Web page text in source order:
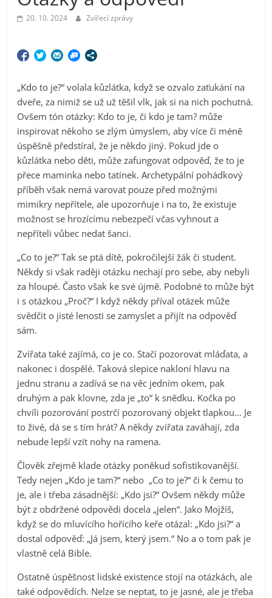
20. 10. 2024 Zvířecí zprávy
„Kdo to je?“ volala kůzlátka, když se ozvalo zaťukání na
dveře, za nimiž se už už těšil vlk, jak si na nich pochutná.
Ovšem tón otázky: Kdo to je, či kdo je tam? může
inspirovat někoho se zlým úmyslem, aby více či méně
úspěšně předstíral, že je někdo jiný. Pokud jde o
kůzlátka nebo děti, může zafungovat odpověď, že to je
přece maminka nebo tatínek. Archetypální pohádkový
příběh však nemá varovat pouze před možnými
mimikry nepřítele, ale upozorňuje i na to, že existuje
možnost se hrozícímu nebezpečí včas vyhnout a
nepříteli vůbec nedat šanci.
„Co to je?“ Tak se ptá dítě, pokročilejší žák či student.
Někdy si však raději otázku nechají pro sebe, aby nebyli
za hloupé. Často však ke své újmě. Podobné to může být
i s otázkou „Proč?“ I když někdy příval otázek může
svědčit o jisté lenosti se zamyslet a přijít na odpověď
sám.
Zvířata také zajímá, co je co. Stačí pozorovat mláďata, a
nakonec i dospělé. Taková slepice nakloní hlavu na
jednu stranu a zadívá se na věc jedním okem, pak
druhým a pak klovne, zda je „to“ k snědku. Kočka po
chvíli pozorování postrčí pozorovaný objekt tlapkou… Je
to živé, dá se s tím hrát? A někdy zvířata zaváhají, zda
nebude lepší vzít nohy na ramena.
Člověk zřejmě klade otázky poněkud sofistikovanější.
Tedy nejen „Kdo je tam?“ nebo „Co to je?“ či k čemu to
je, ale i třeba zásadnější: „Kdo jsi?“ Ovšem někdy může
být z obdržené odpovědi docela „jelen“. Jako Mojžíš,
když se do mluvícího hořícího keře otázal: „Kdo jsi?“ a
dostal odpověď: „Já jsem, který jsem.“ No a o tom pak je
vlastně celá Bible.
Ostatně úspěšnost lidské existence stojí na otázkách, ale
také odpovědích. Nelze se neptat, to je jasné, ale je třeba